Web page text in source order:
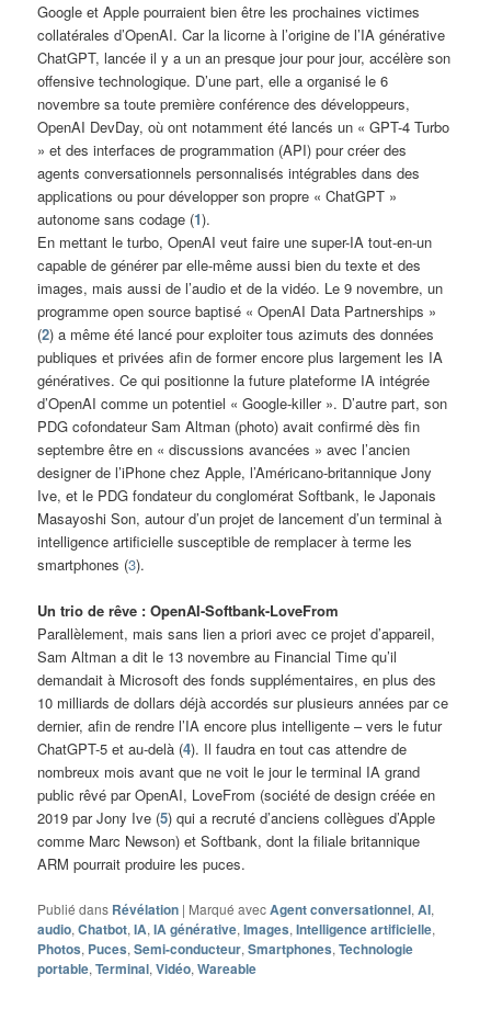
Google et Apple pourraient bien être les prochaines victimes
collatérales d’OpenAI. Car la licorne à l’origine de l’IA générative
ChatGPT, lancée il y a un an presque jour pour jour, accélère son
offensive technologique. D’une part, elle a organisé le 6
novembre sa toute première conférence des développeurs,
OpenAI DevDay, où ont notamment été lancés un « GPT-4 Turbo
» et des interfaces de programmation (API) pour créer des
agents conversationnels personnalisés intégrables dans des
applications ou pour développer son propre « ChatGPT »
autonome sans codage (1).
En mettant le turbo, OpenAI veut faire une super-IA tout-en-un
capable de générer par elle-même aussi bien du texte et des
images, mais aussi de l’audio et de la vidéo. Le 9 novembre, un
programme open source baptisé « OpenAI Data Partnerships »
(2) a même été lancé pour exploiter tous azimuts des données
publiques et privées afin de former encore plus largement les IA
génératives. Ce qui positionne la future plateforme IA intégrée
d’OpenAI comme un potentiel « Google-killer ». D’autre part, son
PDG cofondateur Sam Altman (photo) avait confirmé dès fin
septembre être en « discussions avancées » avec l’ancien
designer de l’iPhone chez Apple, l’Américano-britannique Jony
Ive, et le PDG fondateur du conglomérat Softbank, le Japonais
Masayoshi Son, autour d’un projet de lancement d’un terminal à
intelligence artificielle susceptible de remplacer à terme les
smartphones (3).
Un trio de rêve : OpenAI-Softbank-LoveFrom
Parallèlement, mais sans lien a priori avec ce projet d’appareil,
Sam Altman a dit le 13 novembre au Financial Time qu’il
demandait à Microsoft des fonds supplémentaires, en plus des
10 milliards de dollars déjà accordés sur plusieurs années par ce
dernier, afin de rendre l’IA encore plus intelligente – vers le futur
ChatGPT-5 et au-delà (4). Il faudra en tout cas attendre de
nombreux mois avant que ne voit le jour le terminal IA grand
public rêvé par OpenAI, LoveFrom (société de design créée en
2019 par Jony Ive (5) qui a recruté d’anciens collègues d’Apple
comme Marc Newson) et Softbank, dont la filiale britannique
ARM pourrait produire les puces.
Publié dans Révélation | Marqué avecAgent conversationnel,AI,
audio,Chatbot,IA,IA générative,Images,Intelligence artificielle,
Photos, Puces,Semi-conducteur,Smartphones,Technologie
portable,Terminal,Vidéo,Wareable